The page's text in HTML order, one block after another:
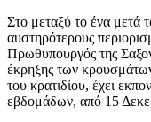
Στο μεταξύ το ένα μετά
αυστηρότερους
Πρωθυπουργός της
έκρηξης των
του κρατιδίου, έχει
εβδομάδων, από 15